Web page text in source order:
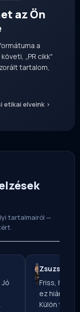
az Ön
a
„PR cikk"
tartalom,
etikai elveink ›
tartalmairól —
Zsuzsa T.
Friss, helyi,
ez
Külön